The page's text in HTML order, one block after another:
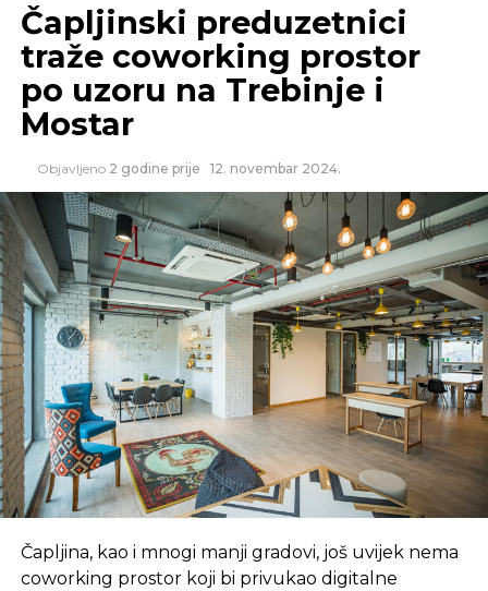
SLEDEĆI
Sajam mikro biznisa i porodičnog
16.maja
NE PROPUSTITE
Pustoš u fabrici „Drvo art“
Čapljinski preduzetnici
traže coworking prostor
po uzoru na Trebinje i
Mostar
Objavljeno 2 godine prije 12. novembar 2024.
Čapljina, kao i mnogi manji gradovi, još uvijek nema
coworking prostor koji bi privukao digitalne